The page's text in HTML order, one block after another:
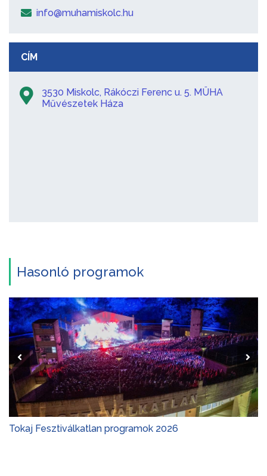
info@muhamiskolc.hu
CÍM
3530 Miskolc, Rákóczi Ferenc u. 5. MÜHA
Művészetek Háza
Hasonló programok
Tokaj Fesztiválkatlan programok 2026